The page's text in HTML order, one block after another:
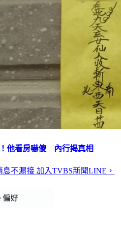
他看房嚇傻 內行揭真相
息不漏接 加入TVBS新聞LINE，